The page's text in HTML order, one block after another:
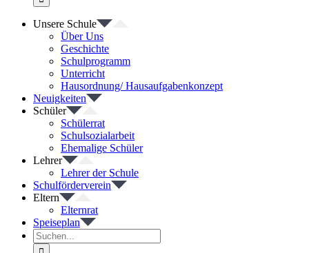
Unsere Schule
Über Uns
Geschichte
Schulprogramm
Unterricht
Hausordnung/ Hausaufgabenkonzept
Neuigkeiten
Schüler
Schülerrat
Schulsozialarbeit
Ehemalige Schüler
Lehrer
Lehrer der Schule
Schulförderverein
Eltern
Elternrat
Speiseplan
Suche
nach: